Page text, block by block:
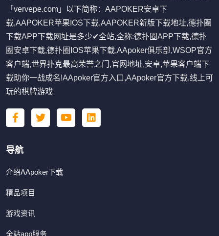
「vervepe.com」以下简称：AAPOKER安卓下
载,AAPOKER苹果IOS下载,AAPOKER新版下载地址,德扑圈
下载APP下载网址是多少✔全站,全称:德扑圈APP下载,德扑
圈安卓下载,德扑圈IOS苹果下载,AApoker俱乐部,WSOP官方
客户端,世界扑克最高荣誉之门,官网地址,安卓,苹果客户端下
载助你一战成名!AApoker官方入口,AApoker官方下载,线上可
玩的棋牌游戏
导航
介绍AApoker下载
精品项目
游戏资讯
全站app服务